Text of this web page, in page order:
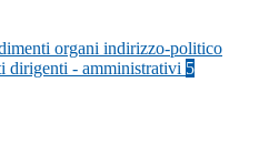
organi indirizzo-politico
dirigenti - amministrativi 5